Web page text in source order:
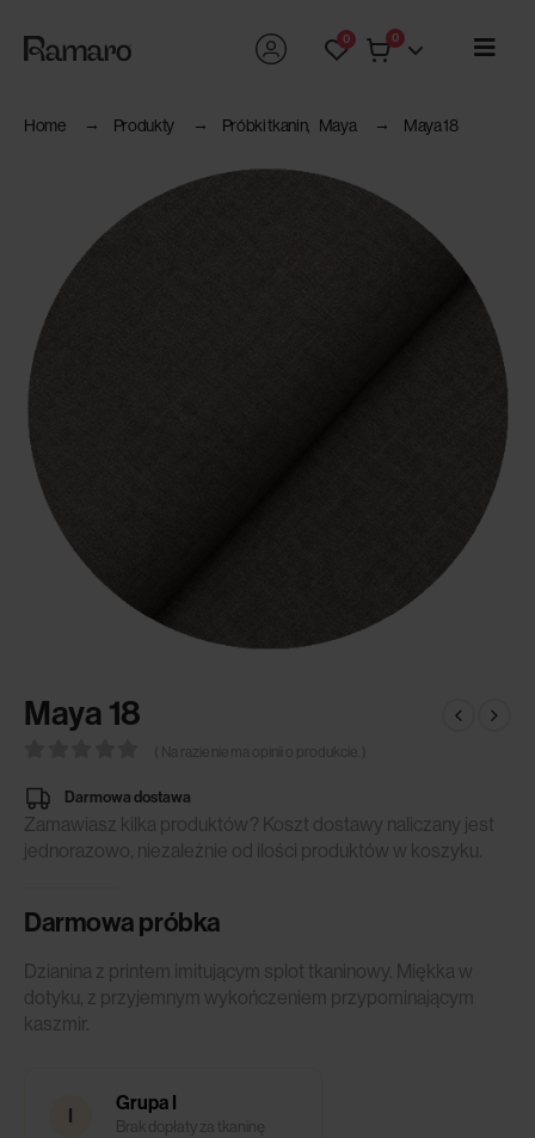
0 0
Home Produkty Próbki tkanin, Maya Maya 18
Maya 18
( Na razie nie ma opinii o produkcie. )
Darmowa dostawa
Zamawiasz kilka produktów? Koszt dostawy naliczany jest
jednorazowo, niezależnie od ilości produktów w koszyku.
Darmowa próbka
Dzianina z printem imitującym splot tkaninowy. Miękka w
dotyku, z przyjemnym wykończeniem przypominającym
kaszmir.
I
Grupa I
Brak dopłaty za tkaninę